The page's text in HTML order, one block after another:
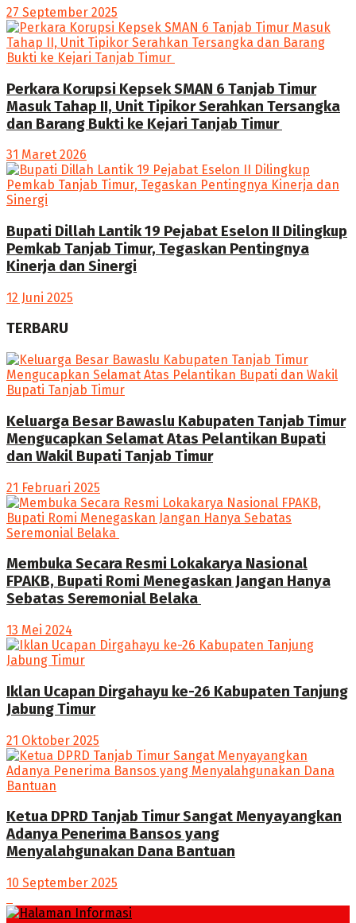
27 September 2025
Perkara Korupsi Kepsek SMAN 6 Tanjab Timur
Masuk Tahap II, Unit Tipikor Serahkan Tersangka
dan Barang Bukti ke Kejari Tanjab Timur
31 Maret 2026
Bupati Dillah Lantik 19 Pejabat Eselon II Dilingkup
Pemkab Tanjab Timur, Tegaskan Pentingnya
Kinerja dan Sinergi
12 Juni 2025
TERBARU
Keluarga Besar Bawaslu Kabupaten Tanjab Timur
Mengucapkan Selamat Atas Pelantikan Bupati
dan Wakil Bupati Tanjab Timur
21 Februari 2025
Membuka Secara Resmi Lokakarya Nasional
FPAKB, Bupati Romi Menegaskan Jangan Hanya
Sebatas Seremonial Belaka
13 Mei 2024
Iklan Ucapan Dirgahayu ke-26 Kabupaten Tanjung
Jabung Timur
21 Oktober 2025
Ketua DPRD Tanjab Timur Sangat Menyayangkan
Adanya Penerima Bansos yang
Menyalahgunakan Dana Bantuan
10 September 2025